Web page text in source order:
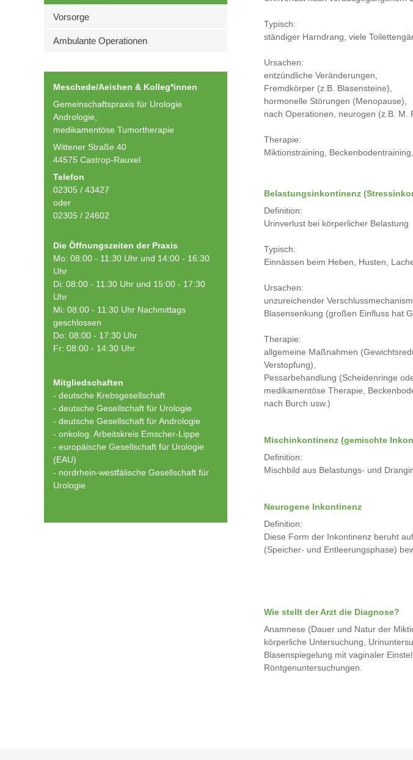
Vorsorge
Ambulante Operationen
Meschede/Aeishen & Kolleg*innen
Gemeinschaftspraxis für Urologie
Andrologie,
medikamentöse Tumortherapie
Wittener Straße 40
44575 Castrop-Rauxel
Telefon
02305 / 43427
oder
02305 / 24602
Die Öffnungszeiten der Praxis
Mo: 08:00 - 11:30 Uhr und 14:00 - 16:30
Uhr
Di: 08:00 - 11:30 Uhr und 15:00 - 17:30
Uhr
Mi: 08:00 - 11:30 Uhr Nachmittags
geschlossen
Do: 08:00 - 17:30 Uhr
Fr: 08:00 - 14:30 Uhr
Mitgliedschaften
- deutsche Krebsgesellschaft
- deutsche Gesellschaft für Urologie
- deutsche Gesellschaft für Andrologie
- onkolog. Arbeitskreis Emscher-Lippe
- europäische Gesellschaft für Urologie
(EAU)
- nordrhein-westfälische Gesellschaft für
Urologie
Typisch:
ständiger Harndrang, viele
Ursachen:
entzündliche Veränderungen,
Fremdkörper (z.B. Blasensteine),
hormonelle Störungen (Menopause),
nach Operationen, neurogen (z.B. M.
Therapie:
Miktionstraining,
Belastungsinkontinenz
Definition:
Urinverlust bei körperlicher Belastung
Typisch:
Einnässen beim Heben, Husten,
Ursachen:
unzureichender
Blasensenkung (großen Einfluss hat
Therapie:
allgemeine Maßnahmen
Verstopfung),
Pessarbehandlung (Scheidenringe
medikamentöse Therapie,
nach Burch usw.)
Mischinkontinenz (gemischte
Definition:
Mischbild aus Belastungs- und
Neurogene Inkontinenz
Definition:
Diese Form der Inkontinenz beruht
(Speicher- und Entleerungsphase)
Wie stellt der Arzt die Diagnose?
Anamnese (Dauer und Natur der
körperliche Untersuchung,
Blasenspiegelung mit vaginaler
Röntgenuntersuchungen.